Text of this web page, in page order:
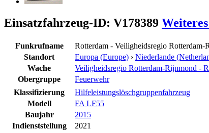
Einsatzfahrzeug-ID: V178389
Funkrufname Rotterdam - Veiligheidsregio
Standort
Europa (Europe) › Niederlande
Wache
Veiligheidsregio Rotterdam-Rijnmond -
Obergruppe
Feuerwehr
Klassifizierung
Hilfeleistungslöschgruppenfahrzeug
Modell
FA LF55
Baujahr
2015
Indienststellung
2021